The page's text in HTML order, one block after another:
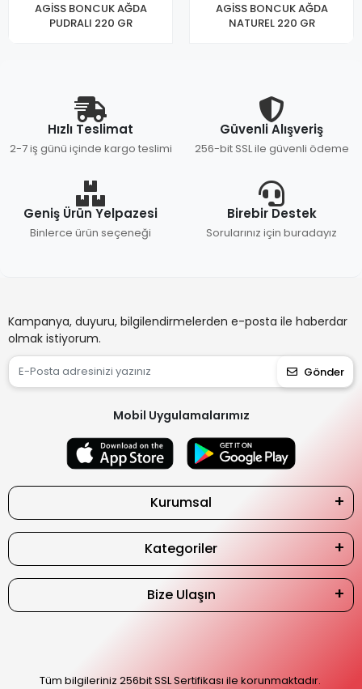
AGİSS BONCUK AĞDA
PUDRALI 220 GR
AGİSS BONCUK AĞDA
NATUREL 220 GR
Hızlı Teslimat
2-7 iş günü içinde kargo teslimi
Güvenli Alışveriş
256-bit SSL ile güvenli ödeme
Geniş Ürün Yelpazesi
Binlerce ürün seçeneği
Birebir Destek
Sorularınız için buradayız
Kampanya, duyuru, bilgilendirmelerden e-posta ile haberdar
olmak istiyorum.
Gönder
Mobil Uygulamalarımız
Kurumsal
Kategoriler
Bize Ulaşın
Tüm bilgileriniz 256bit SSL Sertifikası ile korunmaktadır.